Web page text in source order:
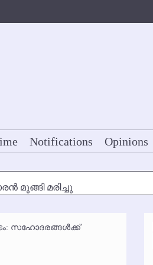
Notifications Opinions
മുങ്ങി മരിച്ചു